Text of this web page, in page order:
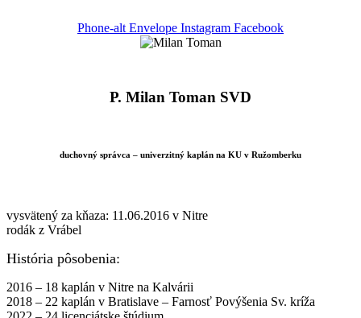
Phone-alt Envelope Instagram Facebook
P. Milan Toman SVD
duchovný správca – univerzitný kaplán na KU v Ružomberku
vysvätený za kňaza: 11.06.2016 v Nitre
rodák z Vrábel
História pôsobenia:
2016 – 18 kaplán v Nitre na Kalvárii
2018 – 22 kaplán v Bratislave – Farnosť Povýšenia Sv. kríža